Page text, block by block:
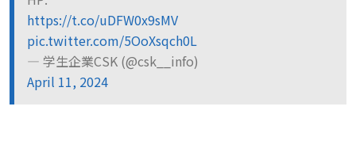
https://t.co/uDFW0x9sMV
pic.twitter.com/5OoXsqch0L
— 学生企業CSK (@csk__info)
April 11, 2024